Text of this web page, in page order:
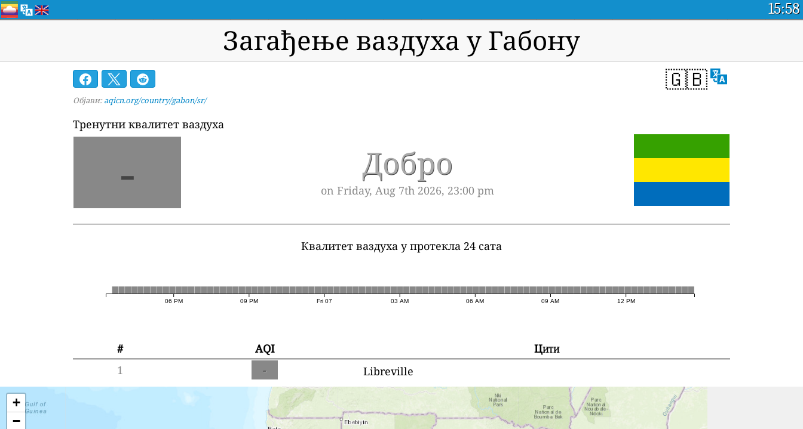
15:58
Загађење ваздуха у Габону
🇬🇧
Објави: aqicn.org/country/gabon/sr/
Тренутни квалитет ваздуха
- Добро
on Friday, Aug 7th 2026, 23:00 pm
Квалитет ваздуха у протекла 24 сата
06 PM 09 PM Fri 07 03 AM 06 AM 09 AM 12 PM
# AQI
Цити
1
- Libreville
+
−